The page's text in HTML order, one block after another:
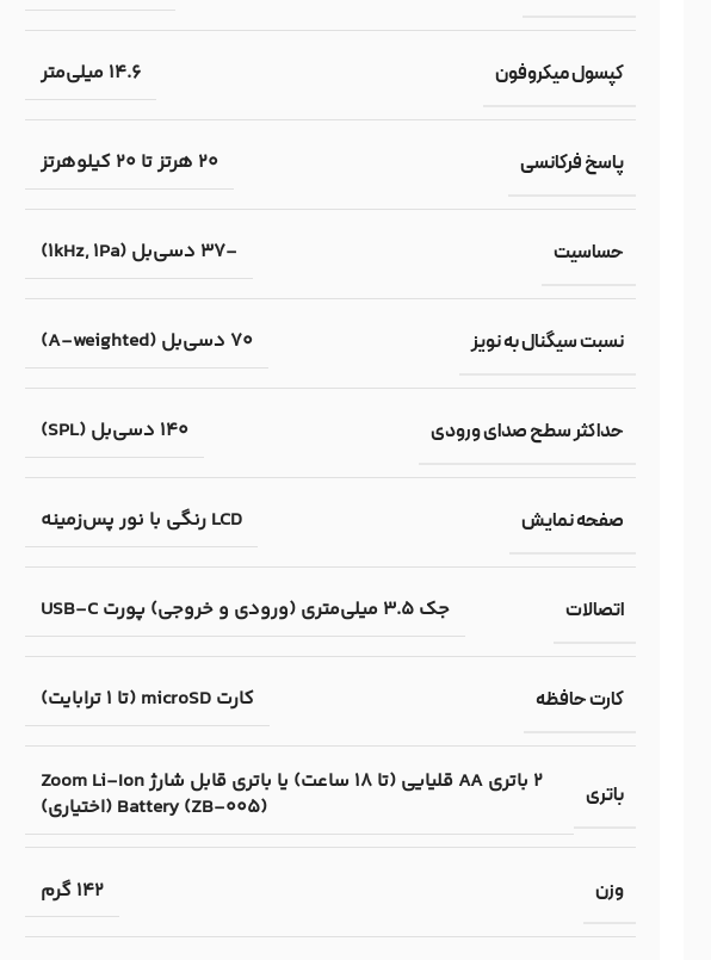
کپسول میکروفون 14.6 میلی‌متر
پاسخ فرکانسی 20 هرتز تا 20 کیلوهرتز
حساسیت -37 دسی‌بل (1kHz, 1Pa)
نسبت سیگنال به نویز 70 دسی‌بل (A-weighted)
حداکثر سطح صدای ورودی 140 دسی‌بل (SPL)
صفحه نمایش LCD رنگی با نور پس‌زمینه
اتصالات جک 3.5 میلی‌متری (ورودی و خروجی) پورت USB-C
کارت حافظه کارت microSD (تا 1 ترابایت)
باتری
2 باتری AA قلیایی (تا 18 ساعت) یا باتری قابل شارژ Zoom Li-Ion
Battery (ZB-005) (اختیاری)
وزن 142 گرم